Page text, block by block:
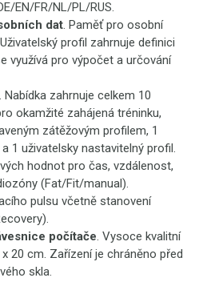
EN/FR/NL/PL/RUS.
dat. Paměť pro osobní
profil zahrnuje definici
využívá pro výpočet a určování
. Nabídka zahrnuje celkem 10
okamžité zahájená tréninku,
zátěžovým profilem, 1
1 uživatelsky nastavitelný profil.
hodnot pro čas, vzdálenost,
(Fat/Fit/manual).
pulsu včetně stanovení
počítače. Vysoce kvalitní
20 cm. Zařízení je chráněno před
skla.